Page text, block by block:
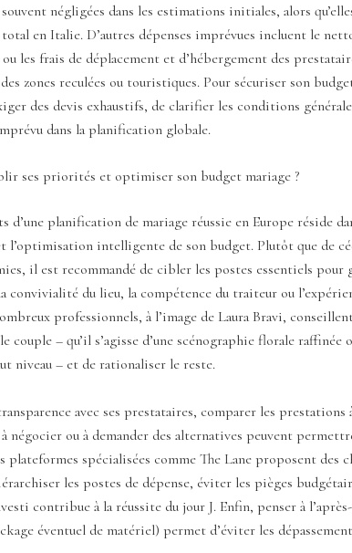
négligées dans les estimations initiales, alors
total en Italie. D’autres dépenses imprévues incluent le
ou les frais de déplacement et d’hébergement des
zones reculées ou touristiques. Pour sécuriser son
des devis exhaustifs, de clarifier les conditions
dans la planification globale.
ses priorités et optimiser son budget mariage ?
d’une planification de mariage réussie en Europe réside
l’optimisation intelligente de son budget. Plutôt que de
il est recommandé de cibler les postes essentiels pour
convivialité du lieu, la compétence du traiteur ou
professionnels, à l’image de Laura Bravi,
couple – qu’il s’agisse d’une scénographie florale raffinée
niveau – et de rationaliser le reste.
avec ses prestataires, comparer les prestations
négocier ou à demander des alternatives peuvent
plateformes spécialisées comme The Lane proposent des
les postes de dépense, éviter les pièges
contribue à la réussite du jour J. Enfin, penser à
éventuel de matériel) permet d’éviter les